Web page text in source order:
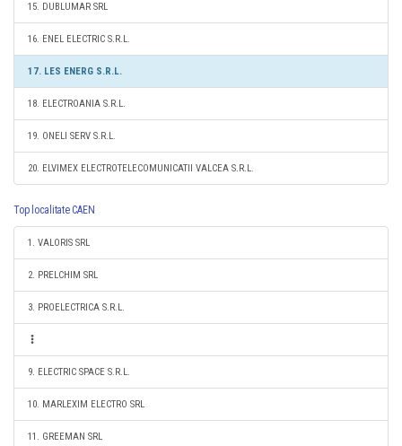
15. DUBLUMAR SRL
16. ENEL ELECTRIC S.R.L.
17. LES ENERG S.R.L.
18. ELECTROANIA S.R.L.
19. ONELI SERV S.R.L.
20. ELVIMEX ELECTROTELECOMUNICATII VALCEA S.R.L.
Top localitate CAEN
1. VALORIS SRL
2. PRELCHIM SRL
3. PROELECTRICA S.R.L.
9. ELECTRIC SPACE S.R.L.
10. MARLEXIM ELECTRO SRL
11. GREEMAN SRL